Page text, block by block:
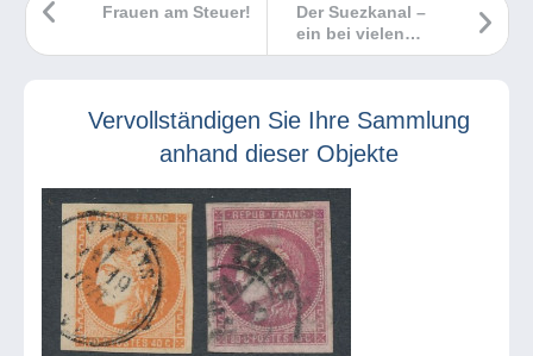
Der Suezkanal –
ein bei vielen
Sammlern
Frauen am Steuer!
Vervollständigen Sie Ihre Sammlung
anhand dieser Objekte